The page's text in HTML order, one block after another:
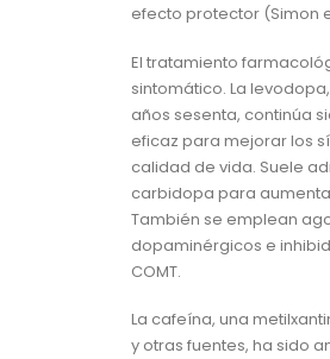
efecto protector (Simon
El tratamiento
sintomático. La
años sesenta, continúa
eficaz para mejorar los
calidad de vida. Suele
carbidopa para
También se emplean
dopaminérgicos e
COMT.
La cafeína, una
y otras fuentes, ha sido